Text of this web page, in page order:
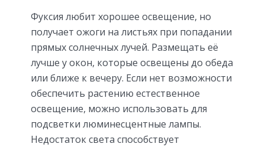
Фуксия любит хорошее освещение, но
получает ожоги на листьях при попадании
прямых солнечных лучей. Размещать её
лучше у окон, которые освещены до обеда
или ближе к вечеру. Если нет возможности
обеспечить растению естественное
освещение, можно использовать для
подсветки люминесцентные лампы.
Недостаток света способствует